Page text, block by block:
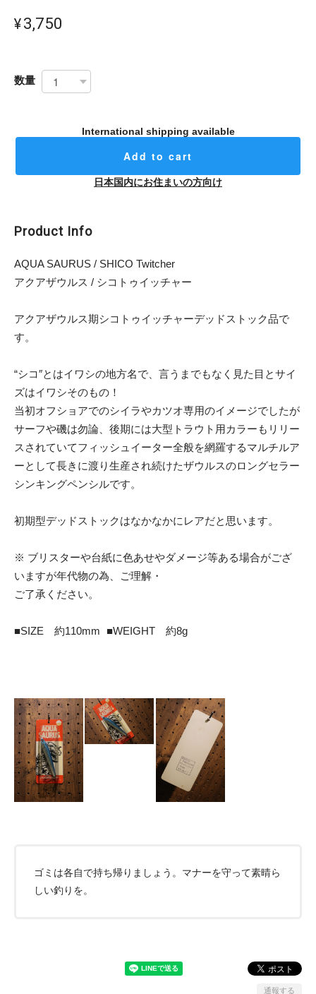
¥3,750
数量
International shipping available
Add to cart
日本国内にお住まいの方向け
Product Info
AQUA SAURUS / SHICO Twitcher
アクアザウルス / シコトゥイッチャー
アクアザウルス期シコトゥイッチャーデッドストック品で
す。
“シコ″とはイワシの地方名で、言うまでもなく見た目とサイ
ズはイワシそのもの！
当初オフショアでのシイラやカツオ専用のイメージでしたが
サーフや磯は勿論、後期には大型トラウト用カラーもリリー
スされていてフィッシュイーター全般を網羅するマルチルア
ーとして長きに渡り生産され続けたザウルスのロングセラー
シンキングペンシルです。
初期型デッドストックはなかなかにレアだと思います。
※ ブリスターや台紙に色あせやダメージ等ある場合がござ
いますが年代物の為、ご理解・
ご了承ください。
■SIZE 約110mm ■WEIGHT 約8g
ゴミは各自で持ち帰りましょう。マナーを守って素晴ら
しい釣りを。
通報する